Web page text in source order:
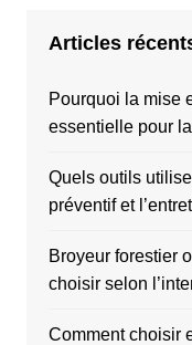
Articles
Pourquoi la mise
essentielle pour
Quels outils
préventif et
Broyeur forestier
choisir selon
Comment choisir